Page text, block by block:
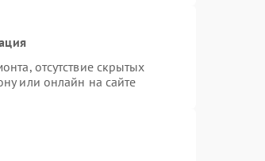
отсутствие скрытых
или онлайн на сайте